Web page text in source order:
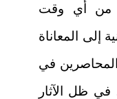
من أي وقت
إلى المعاناة
المحاصرين في
ظل الآثار